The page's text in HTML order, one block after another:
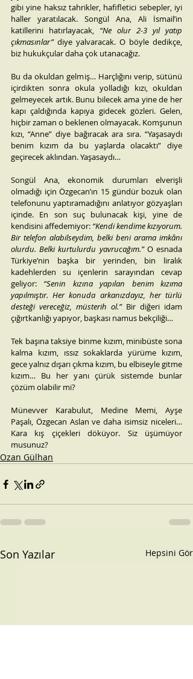
gibi yine haksız tahrikler, hafifletici sebepler, iyi
haller yaratılacak. Songül Ana, Ali İsmail’in
katillerini hatırlayacak, “Ne olur 2-3 yıl yatıp
çıkmasınlar” diye yalvaracak. O böyle dedikçe,
biz hukukçular daha çok utanacağız.
Bu da okuldan gelmiş… Harçlığını verip, sütünü
içirdikten sonra okula yolladığı kızı, okuldan
gelmeyecek artık. Bunu bilecek ama yine de her
kapı çaldığında kapıya gidecek gözleri. Gelen,
hiçbir zaman o beklenen olmayacak. Komşunun
kızı, “Anne” diye bağıracak ara sıra. “Yaşasaydı
benim kızım da bu yaşlarda olacaktı” diye
geçirecek aklından. Yaşasaydı…
Songül Ana, ekonomik durumları elverişli
olmadığı için Özgecan’ın 15 gündür bozuk olan
telefonunu yaptıramadığını anlatıyor gözyaşları
içinde. En son suç bulunacak kişi, yine de
kendisini affedemiyor: “Kendi kendime kızıyorum.
Bir telefon alabilseydim, belki beni arama imkânı
olurdu. Belki kurtulurdu yavrucağım.” O esnada
Türkiye’nin başka bir yerinden, bin liralık
kadehlerden su içenlerin sarayından cevap
geliyor: “Senin kızına yapılan benim kızıma
yapılmıştır. Her konuda arkanızdayız, her türlü
desteği vereceğiz, müsterih ol.” Bir diğeri idam
çığırtkanlığı yapıyor, başkası namus bekçiliği…
Tek başına taksiye binme kızım, minibüste sona
kalma kızım, ıssız sokaklarda yürüme kızım,
gece yalnız dışarı çıkma kızım, bu elbiseyle gitme
kızım… Bu her yanı çürük sistemde bunlar
çözüm olabilir mi?
Münevver Karabulut, Medine Memi, Ayşe
Paşalı, Özgecan Aslan ve daha isimsiz niceleri…
Kara kış çiçekleri döküyor. Siz üşümüyor
musunuz?
Ozan Gülhan
Son Yazılar Hepsini Gör